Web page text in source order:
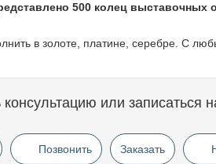
500 колец выставочных
в золоте, платине, серебре. С
или записаться
Позвонить Заказать